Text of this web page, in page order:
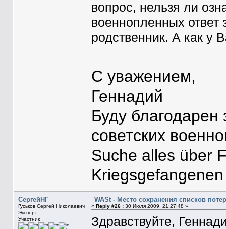
вопрос, нельзя ли
военнопленных ответ
родственник. А как у
С уважением,
Геннадий
Буду
советских
Suche alles über
Kriegsgefangenen
СергейНГ
Гуськов Сергей Николаевич
Эксперт
Участник
WASt - Место сохранения списков
« Reply #26 :30 Июля 2009, 21:27:48 »
Здравствуйте,